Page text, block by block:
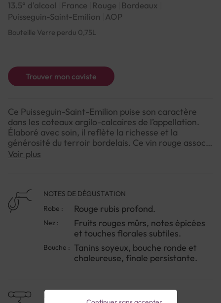
13.5° d'alcool
France Rouge
Bordeaux
Puisseguin-Saint-Emilion AOP
Bouteille Verre perdu 0,75L
Trouver mon caviste
Ce Puisseguin-Saint-Emilion puise son caractère
dans les coteaux argilo-calcaires de l’appellation.
Élaboré avec soin, il reflète la richesse et la
générosité du terroir bordelais. Ce vin rouge associe
intensité aromatique et douceur tannique, offrant
NOTE DE DÉGUSTATION
Couleur : Rouge rubis profond.
Arômes : Fruits rouges mûrs, notes épicées et
touches florales subtiles.
Saveurs : Tanins soyeux, bouche ronde et
chaleureuse, finale persistante.
Voir plus
NOTES DE DÉGUSTATION
Robe :
Rouge rubis profond.
Nez :
Fruits rouges mûrs, notes épicées
et touches florales subtiles.
Bouche : Tanins soyeux, bouche ronde et
chaleureuse, finale persistante.
NIVEAU DE GARDE